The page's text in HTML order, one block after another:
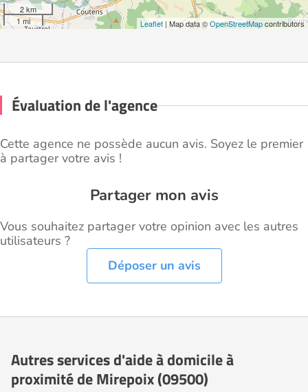
2 km
1 mi
Leaflet | Map data ©OpenStreetMapcontributors
Évaluation de l'agence
Cette agence ne possède aucun avis. Soyez le premier
à partager votre avis !
Partager mon avis
Vous souhaitez partager votre opinion avec les autres
utilisateurs ?
Déposer un avis
Autres services d'aide à domicile à
proximité de Mirepoix (09500)